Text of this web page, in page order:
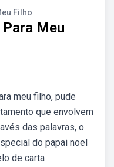
Filho
Meu
meu filho, pude
que envolvem
das palavras, o
do papai noel
de carta